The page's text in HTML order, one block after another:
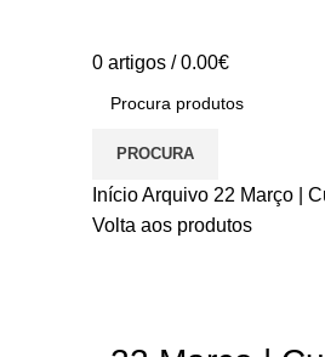
0 artigos / 0.00€
PROCURA
InícioArquivo 22 Março |
Volta aos produtos